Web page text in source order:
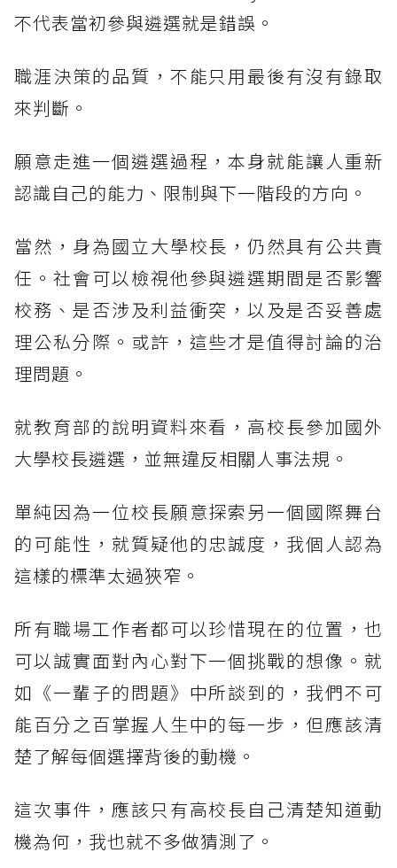
不代表當初參與遴選就是錯誤。
職涯決策的品質，不能只用最後有沒有錄取
來判斷。
願意走進一個遴選過程，本身就能讓人重新
認識自己的能力、限制與下一階段的方向。
當然，身為國立大學校長，仍然具有公共責
任。社會可以檢視他參與遴選期間是否影響
校務、是否涉及利益衝突，以及是否妥善處
理公私分際。或許，這些才是值得討論的治
理問題。
就教育部的說明資料來看，高校長參加國外
大學校長遴選，並無違反相關人事法規。
單純因為一位校長願意探索另一個國際舞台
的可能性，就質疑他的忠誠度，我個人認為
這樣的標準太過狹窄。
所有職場工作者都可以珍惜現在的位置，也
可以誠實面對內心對下一個挑戰的想像。就
如《一輩子的問題》中所談到的，我們不可
能百分之百掌握人生中的每一步，但應該清
楚了解每個選擇背後的動機。
這次事件，應該只有高校長自己清楚知道動
機為何，我也就不多做猜測了。